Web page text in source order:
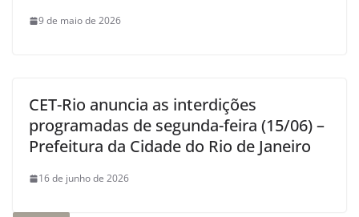
9 de maio de 2026
CET-Rio anuncia as interdições
programadas de segunda-feira (15/06) –
Prefeitura da Cidade do Rio de Janeiro
16 de junho de 2026